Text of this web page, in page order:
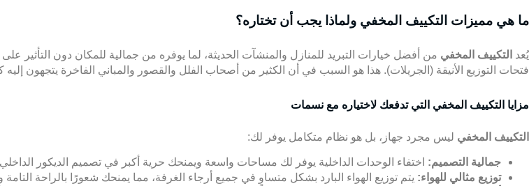
ما هي مميزات التكييف المخفي ولماذا يجب أن تختاره؟
يُعد التكييف المخفي من أفضل خيارات التبريد للمنازل والمنشآت الحديثة، لما يوفره من جمالية للمكان دون التأثير
فتحات التوزيع الأنيقة (الجريلات). هذا هو السبب في أن الكثير من أصحاب الفلل والقصور والمباني الفاخرة يتجهون إليه
مزايا التكييف المخفي التي تدفعك لاختياره مع نسمات
التكييف المخفي ليس مجرد جهاز، بل هو نظام متكامل يوفر لك:
جمالية التصميم: اختفاء الوحدات الداخلية يوفر لك مساحات واسعة ويمنحك حرية أكبر في تصميم الديكور
توزيع مثالي للهواء: يتم توزيع الهواء البارد بشكل متساوٍ في جميع أرجاء الغرفة، مما يمنحك شعورًا بالراحة التامة